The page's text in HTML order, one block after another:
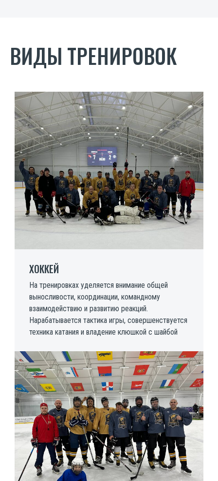
ВИДЫ ТРЕНИРОВОК
ХОККЕЙ
На тренировках уделяется внимание общей
выносливости, координации, командному
взаимодействию и развитию реакций.
Нарабатывается тактика игры, совершенствуется
техника катания и владение клюшкой с шайбой